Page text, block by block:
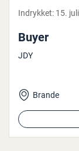
Indrykket: 15.
Buyer
JDY
Brande